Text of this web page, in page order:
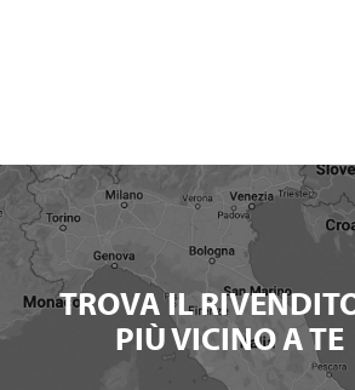
TROVA IL
PIÙ VICINO A TE